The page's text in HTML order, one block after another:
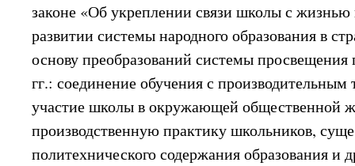
законе «Об укреплении связи школы с
развитии системы народного образования в
основу преобразований системы просвещения
гг.: соединение обучения с производительным
участие школы в окружающей общественной
производственную практику школьников,
политехнического содержания образования